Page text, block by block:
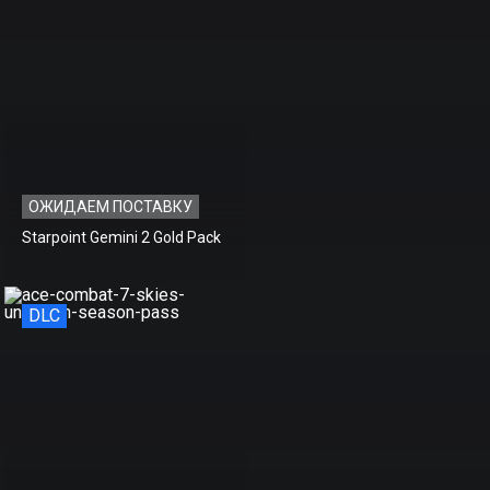
ОЖИДАЕМ ПОСТАВКУ
Starpoint Gemini 2 Gold Pack
DLC